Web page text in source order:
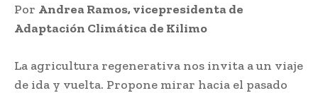
Por Andrea Ramos, vicepresidenta de
Adaptación Climática de Kilimo
La agricultura regenerativa nos invita a un viaje
de ida y vuelta. Propone mirar hacia el pasado